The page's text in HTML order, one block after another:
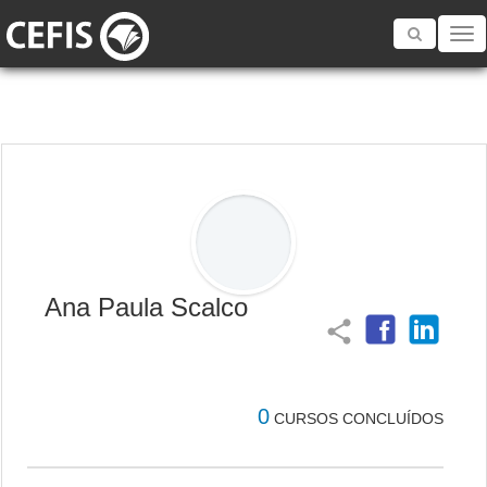
Toggle
Ana Paula Scalco
share
0 CURSOS CONCLUÍDOS